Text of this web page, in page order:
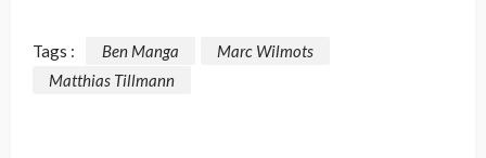
Tags : Ben Manga
Marc Wilmots
Matthias Tillmann